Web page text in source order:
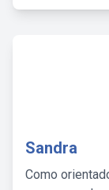
Sandra
Como